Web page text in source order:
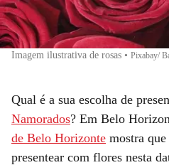
Imagem ilustrativa de rosas • Pixabay/
Qual é a sua escolha de
Namorados? Em Belo
de Belo Horizonte mostra
presentear com flores nesta